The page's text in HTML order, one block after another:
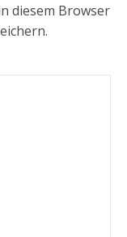
diesem Browser